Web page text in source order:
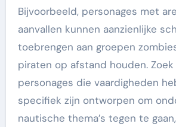
Bijvoorbeeld, personages met
aanvallen kunnen aanzienlijke
toebrengen aan groepen
piraten op afstand houden. Zoek
personages die vaardigheden
specifiek zijn ontworpen om
nautische thema’s tegen te